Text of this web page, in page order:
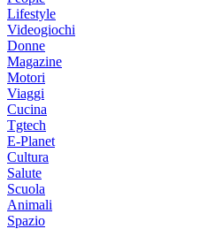
Lifestyle
Videogiochi
Donne
Magazine
Motori
Viaggi
Cucina
Tgtech
E-Planet
Cultura
Salute
Scuola
Animali
Spazio